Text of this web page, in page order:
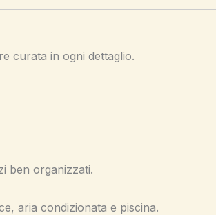
curata in ogni dettaglio.
ben organizzati.
aria condizionata e piscina.